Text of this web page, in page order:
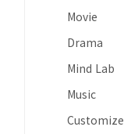
Movie
Drama
Mind Lab
Music
Customize